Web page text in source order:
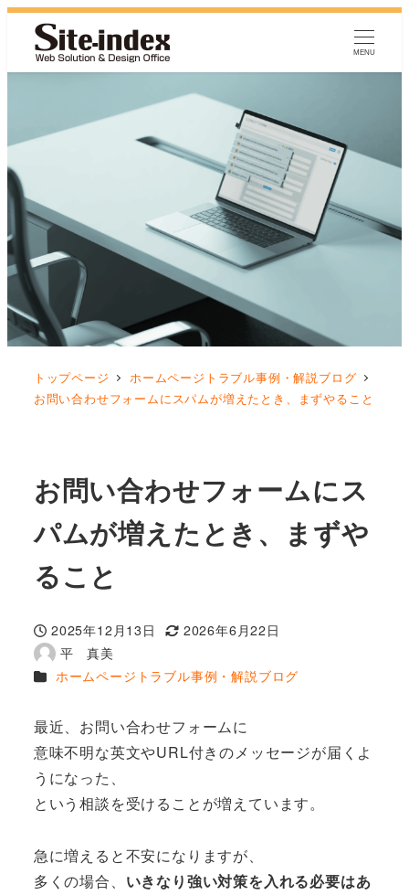
MENU
トップページ
ホームページトラブル事例・解説ブログ
お問い合わせフォームにスパムが増えたとき、まずやること
お問い合わせフォームにス
パムが増えたとき、まずや
ること
投稿日
2025年12月13日
更新日
2026年6月22日
著
者
平 真美
カテゴリー
ホームページトラブル事例・解説ブログ
最近、お問い合わせフォームに
意味不明な英文やURL付きのメッセージが届くよ
うになった、
という相談を受けることが増えています。
急に増えると不安になりますが、
多くの場合、 いきなり強い対策を入れる必要はあ